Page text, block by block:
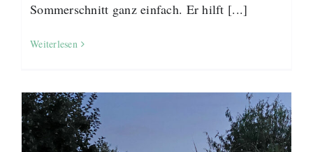
Sommerschnitt ganz einfach. Er hilft [...]
Weiterlesen